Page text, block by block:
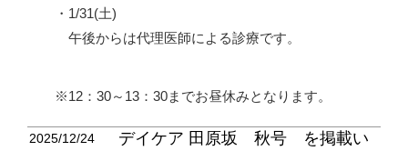
・1/31(土)
午後からは代理医師による診療です。
12：30～13：30までお昼休みとなります。
2025/12/24
デイケア 田原坂 秋号 を掲載い